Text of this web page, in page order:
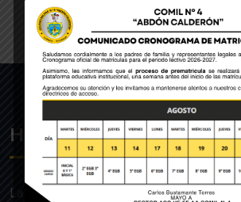
Historia
La UE de FF.AA. Colegio Militar N°4